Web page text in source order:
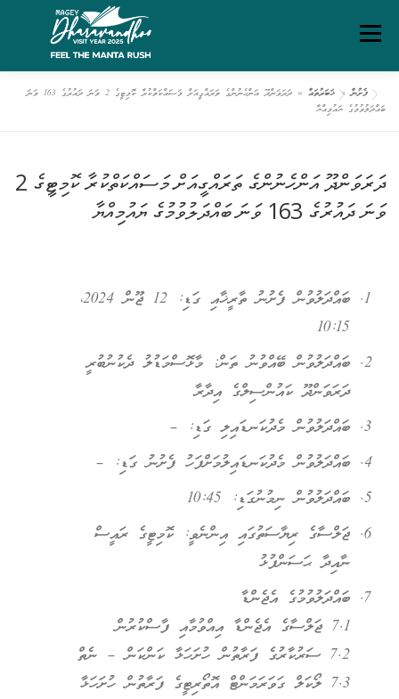
content
Menu
ގަވާއިދުތަކާއި އުސޫލުތައް
ސަރވިސް ޗާޓަރ ޑައުންލޯޑްސް ރިޕޯޓްތައް ފެށުން
ފެށުން» ޚަބަރުތައް »
ދަރަވަންދޫ އަންހެނުންގެ ތަރައްގީއަށް މަސައްކަތްކުރާ ކޮމިޓީގެ 2 ވަނަ ދައުރުގެ 163 ވަނަ
ބައްދަލުވުމުގެ ޔައުމިއްޔާ
ދަރަވަންދޫ އަންހެނުންގެ ތަރައްގީއަށް މަސައްކަތްކުރާ ކޮމިޓީގެ 2
ވަނަ ދައުރުގެ 163 ވަނަ ބައްދަލުވުމުގެ ޔައުމިއްޔާ
ބައްދަލުވުން ފެށުނު ތާރީޚާއި ގަޑި: 12 ޖޫން 2024،
10:15
ބައްދަލުވުން ބޭއްވުނު ތަން: މާޅޮސްމަޑުލު ދެކުނުބުރީ
ދަރަވަންދޫ ކައުންސިލްގެ އިދާރާ
ބައްދަލުވުން މެދުކަނޑައިލި ގަޑި: –
ބައްދަލުވުން މެދުކަނޑައިލުމަށްފަހު ފެށުނު ގަޑި: –
ބައްދަލުވުން ނިމުނުގަޑި: 10:45
ޖަލްސާގެ ރިޔާސަތުގައި އިންނެވީ: ކޮމިޓީގެ ރައީސް
ނާއިދާ ޙަސަންފުޅު
ބައްދަލުވުމުގެ އެޖެންޑާ
7.1 ޖަލްސާގެ އެޖެންޑާ އިއްވުމާއި ފާސްކުރުން
7.2 ސަރުކާރުގެ ފަރާތުން ހުށަހަޅާ ކަންކަން – ނެތް
7.3 ލޯކަލް ގަވަރަމަންޓް އޮތޯރިޓީގެ ފަރާތުން ހުށަހަޅާ